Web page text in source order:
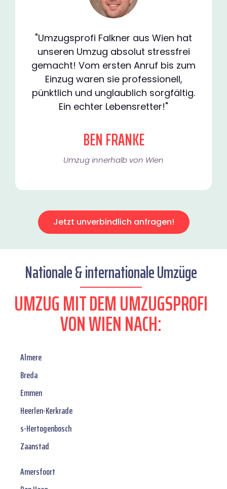
"Umzugsprofi Falkner aus Wien hat
unseren Umzug absolut stressfrei
gemacht! Vom ersten Anruf bis zum
Einzug waren sie professionell,
pünktlich und unglaublich sorgfältig.
Ein echter Lebensretter!"
BEN FRANKE
Umzug innerhalb von Wien​
Jetzt unverbindlich anfragen!
Nationale & internationale Umzüge
UMZUG MIT DEM UMZUGSPROFI
VON WIEN NACH:
Almere
Breda
Emmen
Heerlen-Kerkrade
s-Hertogenbosch
Zaanstad
Amersfoort